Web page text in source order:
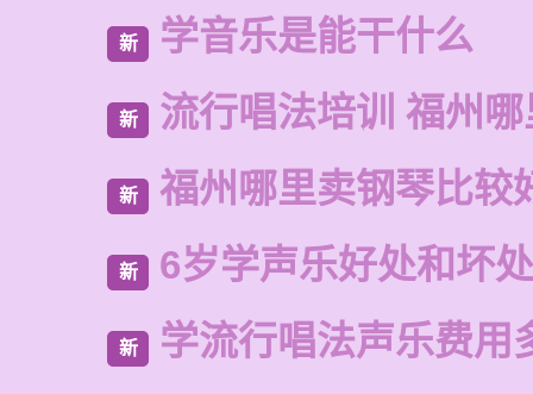
新 学音乐是能干什么
新 流行唱法培训 福州
新 福州哪里卖钢琴比较
新 6岁学声乐好处和坏处
新 学流行唱法声乐费用